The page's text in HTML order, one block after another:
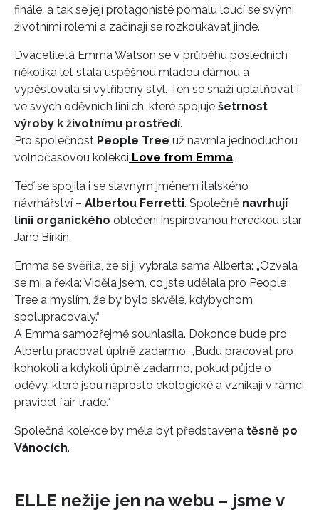
finále, a tak se její protagonisté pomalu loučí se svými
životními rolemi a začínají se rozkoukávat jinde.
Dvacetiletá Emma Watson se v průběhu posledních
několika let stala úspěšnou mladou dámou a
vypěstovala si vytříbený styl. Ten se snaží uplatňovat i
ve svých oděvních liniích, které spojuje šetrnost
výroby k životnímu prostředí.
Pro společnost People Tree už navrhla jednoduchou
volnočasovou kolekci Love from Emma.
Teď se spojila i se slavným jménem italského
návrhářství – Albertou Ferretti. Společně navrhují
linii organického oblečení inspirovanou hereckou star
Jane Birkin.
Emma se svěřila, že si ji vybrala sama Alberta: „Ozvala
se mi a řekla: Viděla jsem, co jste udělala pro People
Tree a myslím, že by bylo skvělé, kdybychom
spolupracovaly.“
A Emma samozřejmě souhlasila. Dokonce bude pro
Albertu pracovat úplně zadarmo. „Budu pracovat pro
kohokoli a kdykoli úplně zadarmo, pokud půjde o
oděvy, které jsou naprosto ekologické a vznikají v rámci
pravidel fair trade.“
Společná kolekce by měla být představena těsně po
Vánocích.
ELLE nežije jen na webu – jsme v